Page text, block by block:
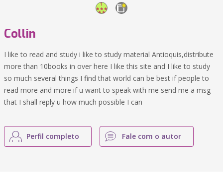
Collin
I like to read and study i like to study material Antioquis,distribute
more than 10books in over here I like this site and I like to study
so much several things I find that world can be best if people to
read more and more if u want to speak with me send me a msg
that I shall reply u how much possible I can
Perfil completo Fale com o autor